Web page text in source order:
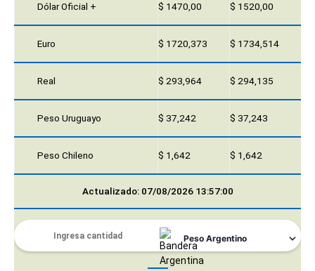
Dólar Oficial + $ 1470,00 $ 1520,00
Euro $ 1720,373 $ 1734,514
Real $ 293,964 $ 294,135
Peso Uruguayo $ 37,242 $ 37,243
Peso Chileno $ 1,642 $ 1,642
Actualizado: 07/08/2026 13:57:00